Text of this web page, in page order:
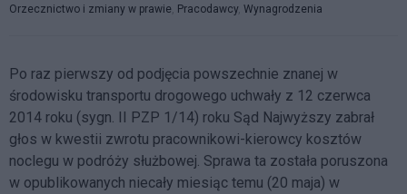
Orzecznictwo i zmiany w prawie, Pracodawcy, Wynagrodzenia
Po raz pierwszy od podjęcia powszechnie znanej w
środowisku transportu drogowego uchwały z 12 czerwca
2014 roku (sygn. II PZP 1/14) roku Sąd Najwyższy zabrał
głos w kwestii zwrotu pracownikowi-kierowcy kosztów
noclegu w podróży służbowej. Sprawa ta została poruszona
w opublikowanych niecały miesiąc temu (20 maja) w